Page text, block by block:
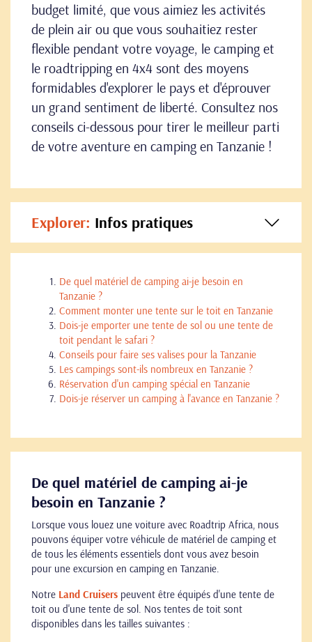
budget limité, que vous aimiez les activités
de plein air ou que vous souhaitiez rester
flexible pendant votre voyage, le camping et
le roadtripping en 4x4 sont des moyens
formidables d'explorer le pays et d'éprouver
un grand sentiment de liberté. Consultez nos
conseils ci-dessous pour tirer le meilleur parti
de votre aventure en camping en Tanzanie !
Explorer: Infos pratiques
De quel matériel de camping ai-je besoin en
Tanzanie ?
Comment monter une tente sur le toit en Tanzanie
Dois-je emporter une tente de sol ou une tente de
toit pendant le safari ?
Conseils pour faire ses valises pour la Tanzanie
Les campings sont-ils nombreux en Tanzanie ?
Réservation d'un camping spécial en Tanzanie
Dois-je réserver un camping à l'avance en Tanzanie ?
De quel matériel de camping ai-je
besoin en Tanzanie ?
Lorsque vous louez une voiture avec Roadtrip Africa, nous
pouvons équiper votre véhicule de matériel de camping et
de tous les éléments essentiels dont vous avez besoin
pour une excursion en camping en Tanzanie.
Notre Land Cruisers peuvent être équipés d'une tente de
toit ou d'une tente de sol. Nos tentes de toit sont
disponibles dans les tailles suivantes :